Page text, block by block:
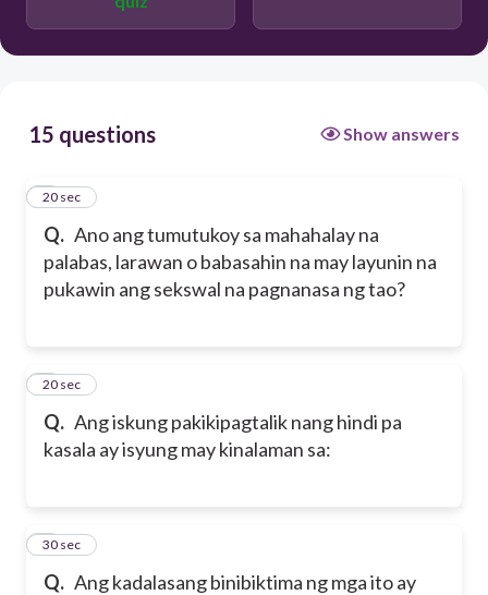
15 questions Show answers
Q. Ano ang tumutukoy sa mahahalay na
palabas, larawan o babasahin na may layunin na
pukawin ang sekswal na pagnanasa ng tao?
1
20 sec
Q. Ang iskung pakikipagtalik nang hindi pa
kasala ay isyung may kinalaman sa:
2
20 sec
Q. Ang kadalasang binibiktima ng mga ito ay
3
30 sec